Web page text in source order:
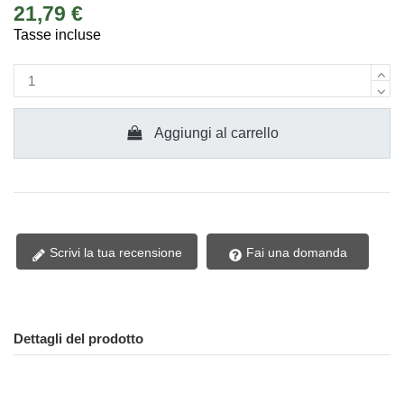
21,79 €
Tasse incluse
Aggiungi al carrello
Scrivi la tua recensione Fai una domanda
Dettagli del prodotto